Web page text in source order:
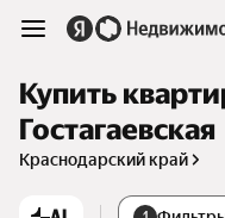
Купить
Гостагаевская
Краснодарский край